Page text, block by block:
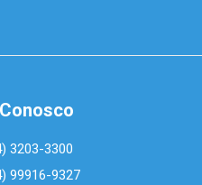
3203-3300
99916-9327